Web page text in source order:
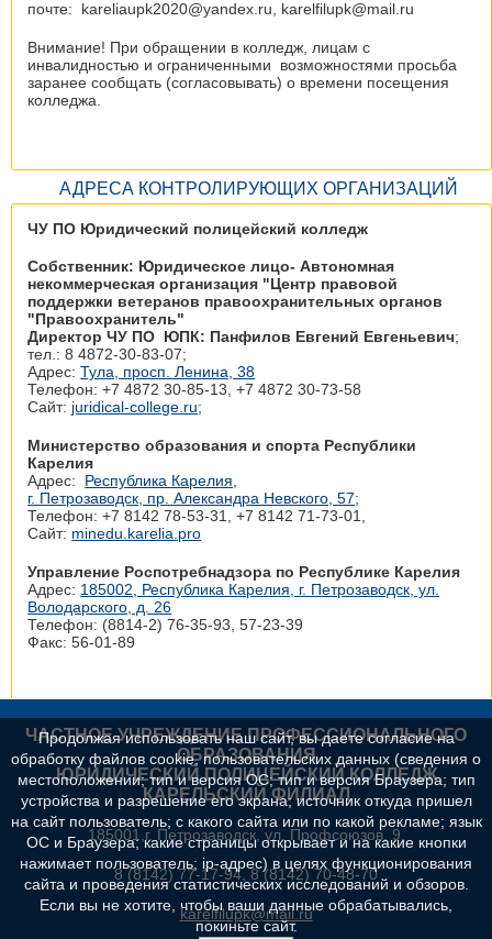
почте: kareliaupk2020@yandex.ru, karelfilupk@mail.ru
Внимание! При обращении в колледж, лицам с
инвалидностью и ограниченными возможностями просьба
заранее сообщать (согласовывать) о времени посещения
колледжа.
АДРЕСА КОНТРОЛИРУЮЩИХ ОРГАНИЗАЦИЙ
ЧУ ПО Юридический полицейский колледж
Собственник: Юридическое лицо- Автономная
некоммерческая организация "Центр правовой
поддержки ветеранов правоохранительных органов
"Правоохранитель"
Директор ЧУ ПО ЮПК: Панфилов Евгений Евгеньевич;
тел.: 8 4872-30-83-07;
Адрес:Тула, просп. Ленина, 38
Телефон: +7 4872 30‑85-13, +7 4872 30‑73-58
Сайт: juridical-college.ru;
Министерство образования и спорта Республики
Карелия
Адрес: Республика Карелия,
г. Петрозаводск, пр. Александра Невского, 57;
Телефон: +7 8142 78‑53-31, +7 8142 71‑73-01,
Сайт: minedu.karelia.pro
Управление Роспотребнадзора по Республике Карелия
Адрес: 185002, Республика Карелия, г. Петрозаводск, ул.
Володарского, д. 26
Телефон: (8814-2) 76-35-93, 57-23-39
Факс: 56-01-89
ЧАСТНОЕ УЧРЕЖДЕНИЕ ПРОФЕССИОНАЛЬНОГО
ОБРАЗОВАНИЯ
ЮРИДИЧЕСКИЙ ПОЛИЦЕЙСКИЙ КОЛЛЕДЖ
КАРЕЛЬСКИЙ ФИЛИАЛ
185001,г. Петрозаводск, ул. Профсоюзов, 9.
8 (8142) 77-17-94, 8 (8142) 70-48-70
karelfilupk@mail.ru
Продолжая использовать наш сайт, вы даете согласие на
обработку файлов cookie, пользовательских данных (сведения о
местоположении; тип и версия ОС; тип и версия Браузера; тип
устройства и разрешение его экрана; источник откуда пришел
на сайт пользователь; с какого сайта или по какой рекламе; язык
ОС и Браузера; какие страницы открывает и на какие кнопки
нажимает пользователь; ip-адрес) в целях функционирования
сайта и проведения статистических исследований и обзоров.
Если вы не хотите, чтобы ваши данные обрабатывались,
покиньте сайт.